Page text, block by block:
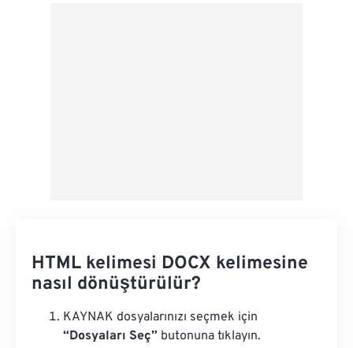
HTML kelimesi DOCX kelimesine
nasıl dönüştürülür?
KAYNAK dosyalarınızı seçmek için
“Dosyaları Seç” butonuna tıklayın.